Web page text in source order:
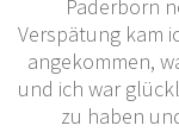
Paderborn
Verspätung kam
angekommen,
und ich war
zu haben